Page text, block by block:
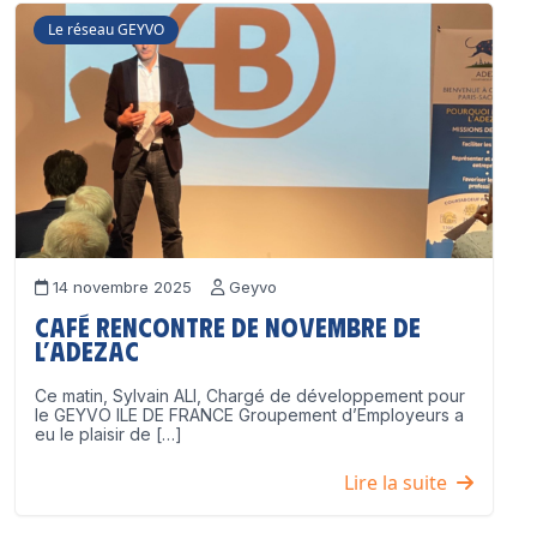
Le réseau GEYVO
14 novembre 2025 Geyvo
Café Rencontre de Novembre de
l’ADEZAC
Ce matin, Sylvain ALI, Chargé de développement pour
le GEYVO ILE DE FRANCE Groupement d’Employeurs a
eu le plaisir de […]
Lire la suite